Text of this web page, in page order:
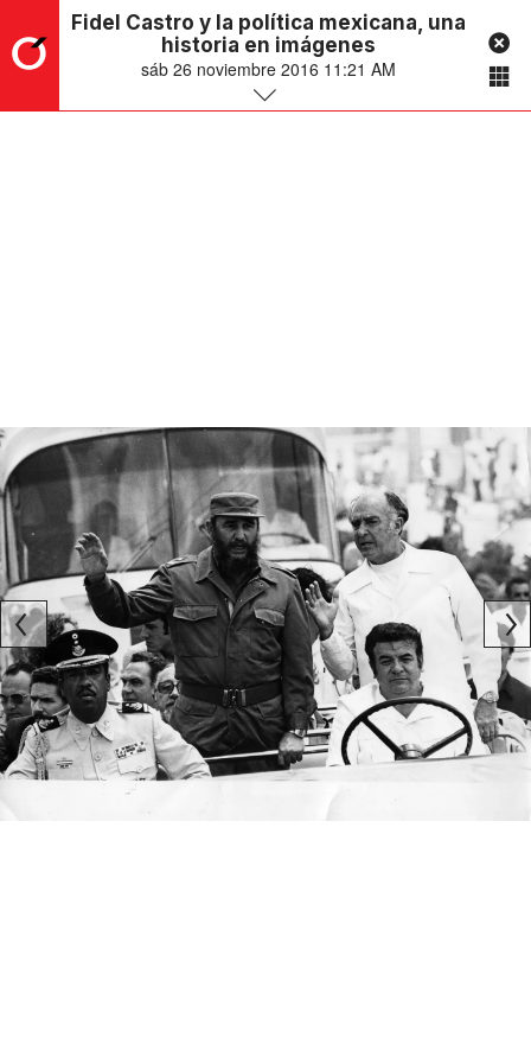
Fidel Castro y la política mexicana, una
historia en imágenes
sáb 26 noviembre 2016 11:21 AM